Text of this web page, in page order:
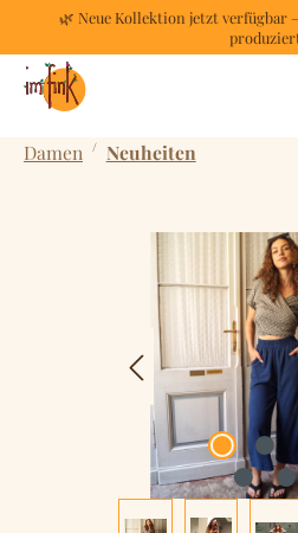
Zum Hauptinhalt springen
🌿 Neue Kollektion jetzt
Damen / Neuheiten
Bildergalerie